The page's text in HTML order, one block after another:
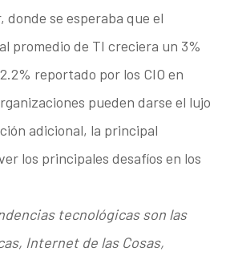
donde se esperaba que el
promedio de TI creciera un 3%
reportado por los CIO en
pueden darse el lujo
adicional, la principal
los principales desafíos en los
tecnológicas son las
Internet de las Cosas,